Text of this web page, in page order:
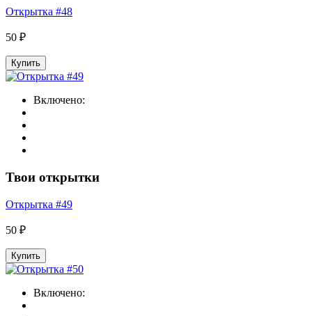
Открытка #48
50 ₽
Купить
Включено:
Твои открытки
Открытка #49
50 ₽
Купить
Включено: